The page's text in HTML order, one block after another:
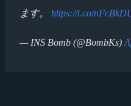
ます。 https://t.co/
— INS Bomb (@BombKs)